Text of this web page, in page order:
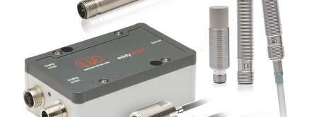
data privacy statement
SEND MESSAGE